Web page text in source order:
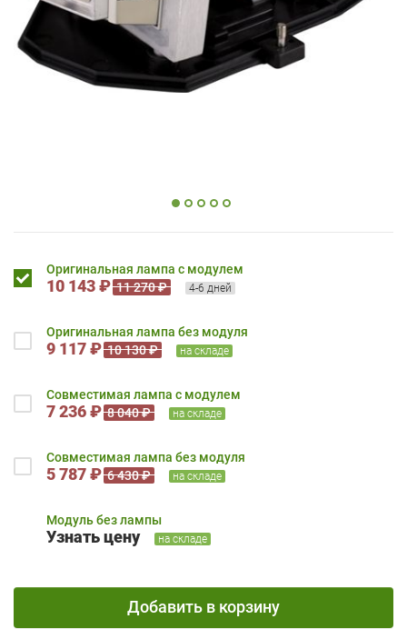
Оригинальная лампа с модулем
10 143 ₽ 11 270 ₽ 4-6 дней
Оригинальная лампа без модуля
9 117 ₽ 10 130 ₽ на складе
Совместимая лампа с модулем
7 236 ₽ 8 040 ₽ на складе
Совместимая лампа без модуля
5 787 ₽ 6 430 ₽ на складе
Модуль без лампы
Узнать цену на складе
Добавить в корзину